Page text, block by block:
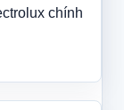
chính